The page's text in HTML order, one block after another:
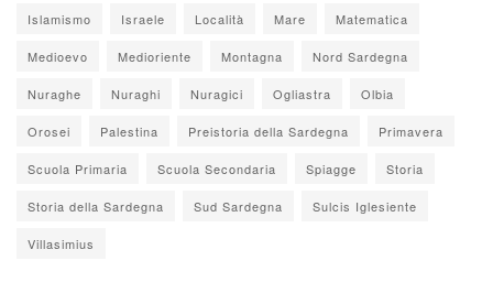
Islamismo Israele Località Mare Matematica
Medioevo Medioriente Montagna Nord Sardegna
Nuraghe Nuraghi Nuragici Ogliastra Olbia
Orosei Palestina Preistoria della Sardegna Primavera
Scuola Primaria Scuola Secondaria Spiagge Storia
Storia della Sardegna Sud Sardegna Sulcis Iglesiente
Villasimius